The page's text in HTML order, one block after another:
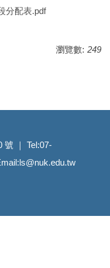
分配表.pdf
瀏覽數: 249
號 ｜ Tel:07-
ls@nuk.edu.tw